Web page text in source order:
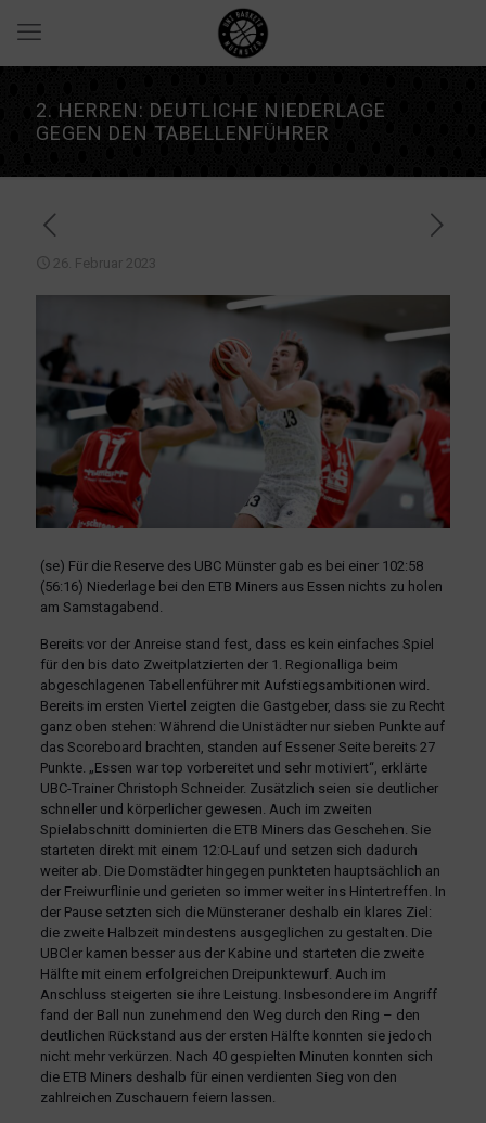
2. HERREN: DEUTLICHE NIEDERLAGE
GEGEN DEN TABELLENFÜHRER
26. Februar 2023
(se) Für die Reserve des UBC Münster gab es bei einer 102:58
(56:16) Niederlage bei den ETB Miners aus Essen nichts zu holen
am Samstagabend.
Bereits vor der Anreise stand fest, dass es kein einfaches Spiel
für den bis dato Zweitplatzierten der 1. Regionalliga beim
abgeschlagenen Tabellenführer mit Aufstiegsambitionen wird.
Bereits im ersten Viertel zeigten die Gastgeber, dass sie zu Recht
ganz oben stehen: Während die Unistädter nur sieben Punkte auf
das Scoreboard brachten, standen auf Essener Seite bereits 27
Punkte. „Essen war top vorbereitet und sehr motiviert“, erklärte
UBC-Trainer Christoph Schneider. Zusätzlich seien sie deutlicher
schneller und körperlicher gewesen. Auch im zweiten
Spielabschnitt dominierten die ETB Miners das Geschehen. Sie
starteten direkt mit einem 12:0-Lauf und setzen sich dadurch
weiter ab. Die Domstädter hingegen punkteten hauptsächlich an
der Freiwurflinie und gerieten so immer weiter ins Hintertreffen. In
der Pause setzten sich die Münsteraner deshalb ein klares Ziel:
die zweite Halbzeit mindestens ausgeglichen zu gestalten. Die
UBCler kamen besser aus der Kabine und starteten die zweite
Hälfte mit einem erfolgreichen Dreipunktewurf. Auch im
Anschluss steigerten sie ihre Leistung. Insbesondere im Angriff
fand der Ball nun zunehmend den Weg durch den Ring – den
deutlichen Rückstand aus der ersten Hälfte konnten sie jedoch
nicht mehr verkürzen. Nach 40 gespielten Minuten konnten sich
die ETB Miners deshalb für einen verdienten Sieg von den
zahlreichen Zuschauern feiern lassen.